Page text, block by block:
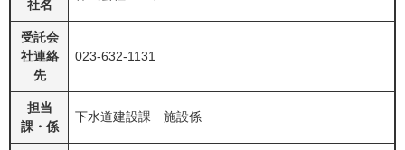
社名
受託会
社連絡
先
023-632-1131
担当
課・係
下水道建設課 施設係